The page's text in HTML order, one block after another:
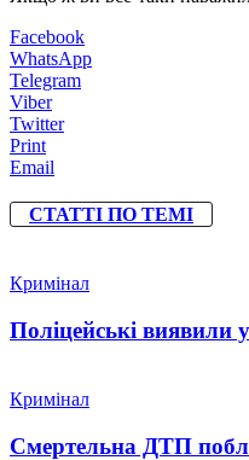
Facebook
WhatsApp
Telegram
Viber
Twitter
Print
Email
СТАТТІ ПО ТЕМІ
Кримінал
Поліцейські виявили
Кримінал
Смертельна ДТП